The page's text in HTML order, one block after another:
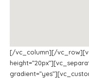
[/vc_column][/